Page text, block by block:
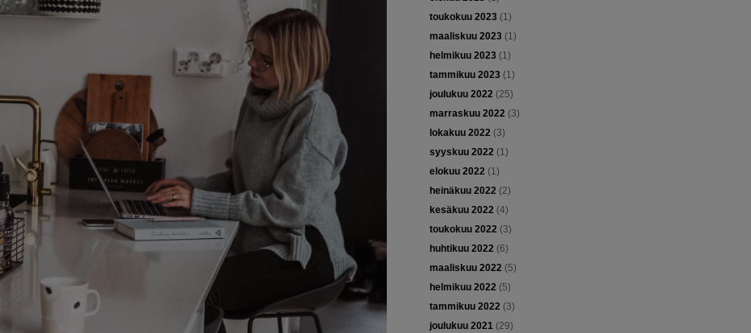
toukokuu 2023(1)
maaliskuu 2023(1)
helmikuu 2023(1)
tammikuu 2023(1)
joulukuu 2022(25)
marraskuu 2022(3)
lokakuu 2022(3)
syyskuu 2022(1)
elokuu 2022(1)
heinäkuu 2022(2)
kesäkuu 2022(4)
toukokuu 2022(3)
huhtikuu 2022(6)
maaliskuu 2022(5)
helmikuu 2022(5)
tammikuu 2022(3)
joulukuu 2021(29)